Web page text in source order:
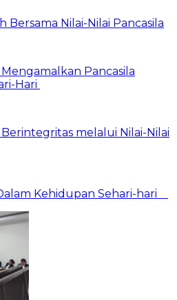
Nilai-Nilai Pancasila
Pancasila
Hari
melalui Nilai-Nilai
Kehidupan Sehari-hari